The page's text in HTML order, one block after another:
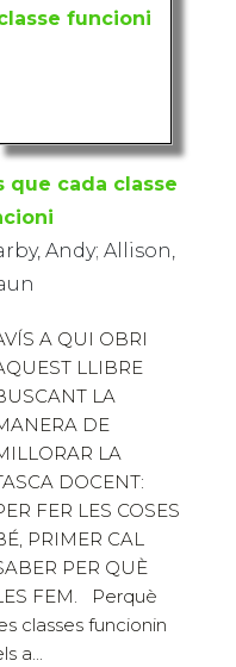
que cada classe
Andy; Allison,
A QUI OBRI
LLIBRE
LA
DE
LA
DOCENT:
FER LES COSES
PRIMER CAL
PER QUÈ
FEM. Perquè
classes funcionin
a...